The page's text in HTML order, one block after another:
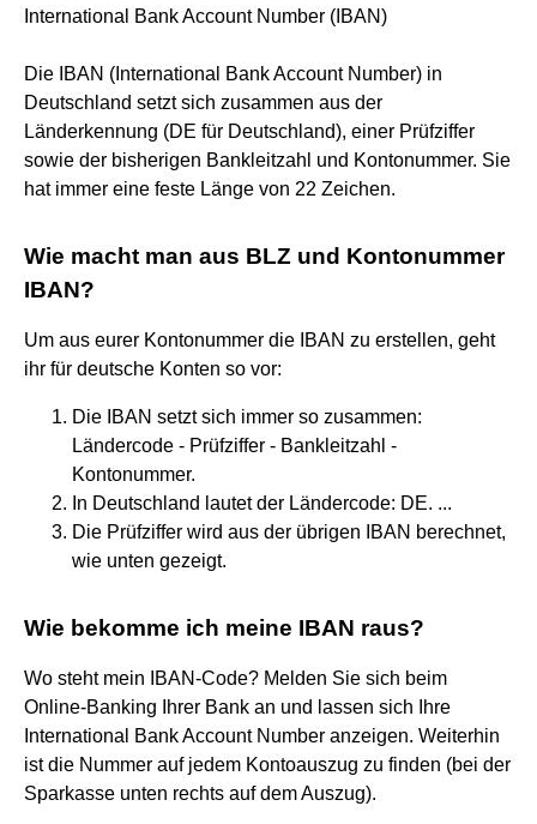
International Bank Account Number (IBAN)
Die IBAN (International Bank Account Number) in
Deutschland setzt sich zusammen aus der
Länderkennung (DE für Deutschland), einer Prüfziffer
sowie der bisherigen Bankleitzahl und Kontonummer. Sie
hat immer eine feste Länge von 22 Zeichen.
Wie macht man aus BLZ und Kontonummer
IBAN?
Um aus eurer Kontonummer die IBAN zu erstellen, geht
ihr für deutsche Konten so vor:
Die IBAN setzt sich immer so zusammen:
Ländercode - Prüfziffer - Bankleitzahl -
Kontonummer.
In Deutschland lautet der Ländercode: DE. ...
Die Prüfziffer wird aus der übrigen IBAN berechnet,
wie unten gezeigt.
Wie bekomme ich meine IBAN raus?
Wo steht mein IBAN-Code? Melden Sie sich beim
Online-Banking Ihrer Bank an und lassen sich Ihre
International Bank Account Number anzeigen. Weiterhin
ist die Nummer auf jedem Kontoauszug zu finden (bei der
Sparkasse unten rechts auf dem Auszug).